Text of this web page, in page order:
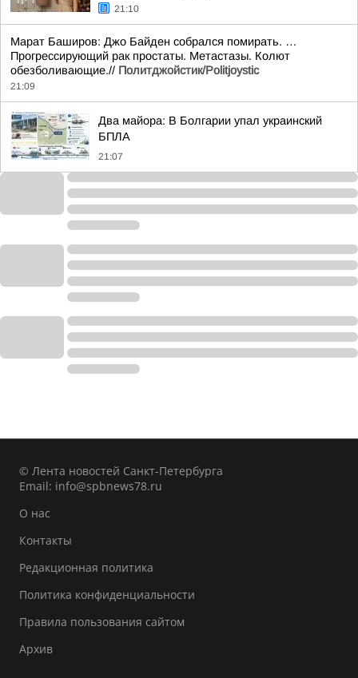
21:10
Марат Баширов: Джо Байден собрался помирать. …
Прогрессирующий рак простаты. Метастазы. Колют
обезболивающие.// Политджойстик/Politjoystic
21:09
Два майора: В Болгарии упал украинский
БПЛА
21:07
© Лента новостей Санкт-Петербурга
Email: info@spbnews78.ru
О нас
Контакты
Редакционная политика
Политика конфиденциальности
Правила пользования сайтом
Архив